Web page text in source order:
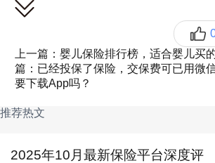
任可选，投保选择灵活。
【总结】
基础保障扎实，可选保障丰富，对
给带病孩子投保的家长。
上一篇：婴儿保险排行榜，适合婴儿买
篇：已经投保了保险，交保费可已用微
要下载App吗？
推荐热文
2025年10月最新保险平台深度评